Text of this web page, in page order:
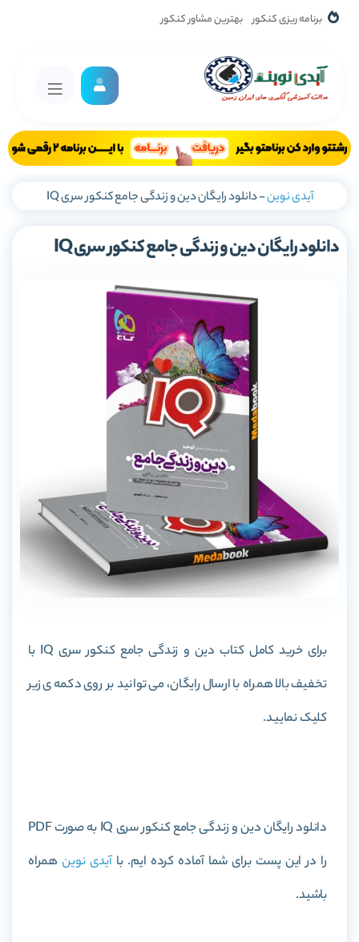
برنامه ریزی کنکور بهترین مشاور کنکور
آیدی نوین-دانلود رایگان دین و زندگی جامع کنکور سری IQ
دانلود رایگان دین و زندگی جامع کنکور سری IQ
برای خرید کامل کتاب دین و زندگی جامع کنکور سری IQ با
تخفیف بالا همراه با ارسال رایگان، می توانید بر روی دکمه ی زیر
کلیک نمایید.
دانلود رایگان دین و زندگی جامع کنکور سری IQ به صورت PDF
را در این پست برای شما آماده کرده ایم. باآیدی نوینهمراه
باشید.